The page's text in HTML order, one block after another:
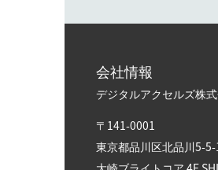
会社情報
デジタルアクセルズ株
〒141-0001
東京都品川区北品川5-5-